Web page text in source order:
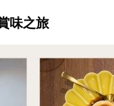
味之旅